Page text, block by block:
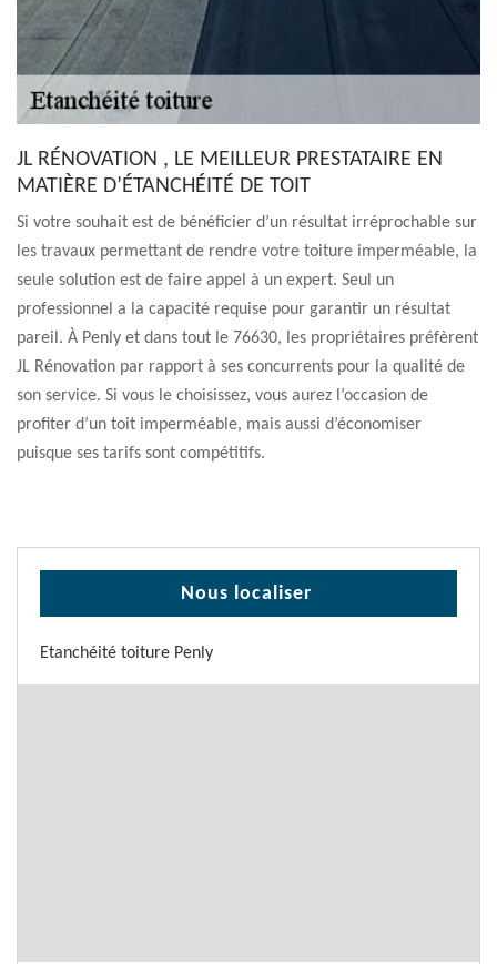
JL RÉNOVATION , LE MEILLEUR PRESTATAIRE EN
MATIÈRE D’ÉTANCHÉITÉ DE TOIT
Si votre souhait est de bénéficier d’un résultat irréprochable sur
les travaux permettant de rendre votre toiture imperméable, la
seule solution est de faire appel à un expert. Seul un
professionnel a la capacité requise pour garantir un résultat
pareil. À Penly et dans tout le 76630, les propriétaires préfèrent
JL Rénovation par rapport à ses concurrents pour la qualité de
son service. Si vous le choisissez, vous aurez l’occasion de
profiter d’un toit imperméable, mais aussi d’économiser
puisque ses tarifs sont compétitifs.
Nous localiser
Etanchéité toiture Penly